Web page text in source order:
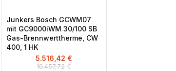
Junkers Bosch GCWM07
mit GC9000iWM 30/100 SB
Gas-Brennwerttherme, CW
400, 1 HK
10.457,72€
5.516,42 €